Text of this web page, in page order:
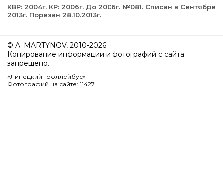
КВР: 2004г. КР: 2006г. До 2006г. №081. Списан в Сентябре
2013г. Порезан 28.10.2013г.
© A. MARTYNOV, 2010-2026
Копирование информации и фотографий с сайта
запрещено.
«Липецкий троллейбус»
Фотографий на сайте: 11427